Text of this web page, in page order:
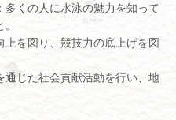
：多くの人に水泳の魅力を知って
上を図り、競技力の底上げを図
通じた社会貢献活動を行い、地